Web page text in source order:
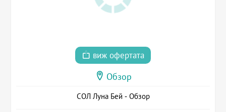
виж офертата
Обзор
СОЛ Луна Бей - Обзор